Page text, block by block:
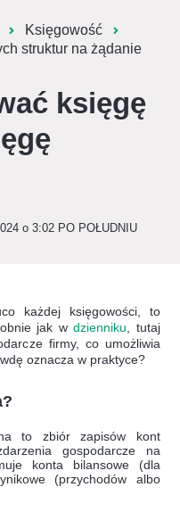
Księgowość
struktur na żądanie
księgę
o 3:02 PO POŁUDNIU
każdej księgowości, to
jak wdzienniku , tutaj
firmy, co umożliwia
oznacza w praktyce?
to zbiór zapisów kont
gospodarcze na
konta bilansowe (dla
(przychodów albo